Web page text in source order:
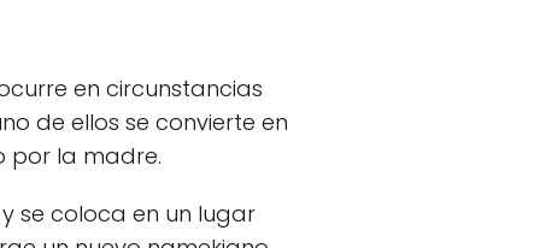
en circunstancias
de ellos se convierte en
por la madre.
se coloca en un lugar